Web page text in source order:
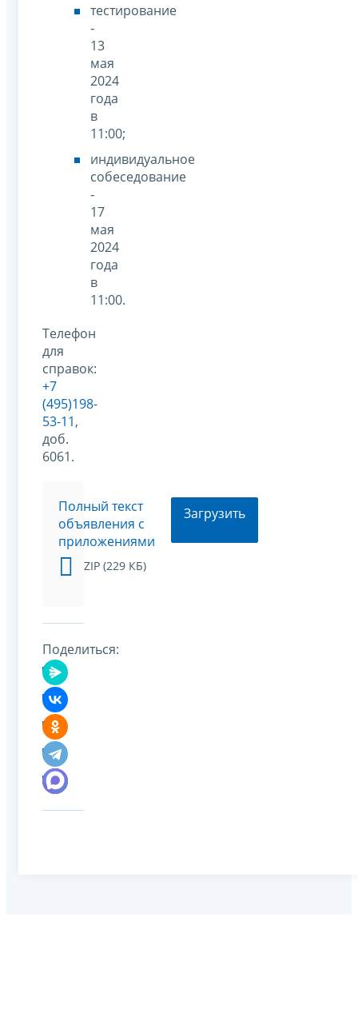
тестирование
‑
13
мая
2024
года
в
11:00;
индивидуальное
собеседование
‑
17
мая
2024
года
в
11:00.
Телефон
для
справок:
+7
(495)198-
53-11,
доб.
6061.
Полный текст
объявления c
приложениями
ZIP (229 КБ)
Загрузить
Поделиться: